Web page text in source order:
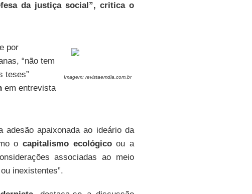
da justiça social”, critica o
Imagem: revistaemdia.com.br
por
“não tem
teses”
em entrevista
adesão apaixonada ao ideário da
ocapitalismo ecológicoou a
associadas ao meio
inexistentes”.